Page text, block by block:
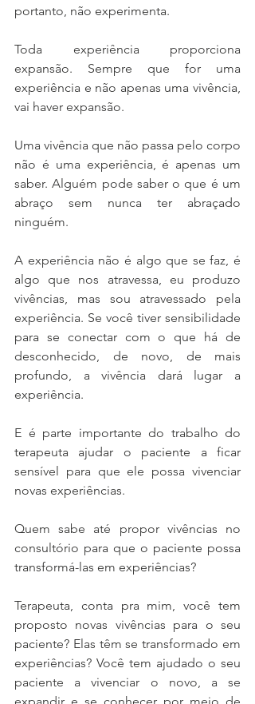
portanto, não experimenta.
Toda experiência proporciona
expansão. Sempre que for uma
experiência e não apenas uma vivência,
vai haver expansão.
Uma vivência que não passa pelo corpo
não é uma experiência, é apenas um
saber. Alguém pode saber o que é um
abraço sem nunca ter abraçado
ninguém.
A experiência não é algo que se faz, é
algo que nos atravessa, eu produzo
vivências, mas sou atravessado pela
experiência. Se você tiver sensibilidade
para se conectar com o que há de
desconhecido, de novo, de mais
profundo, a vivência dará lugar a
experiência.
E é parte importante do trabalho do
terapeuta ajudar o paciente a ficar
sensível para que ele possa vivenciar
novas experiências.
Quem sabe até propor vivências no
consultório para que o paciente possa
transformá-las em experiências?
Terapeuta, conta pra mim, você tem
proposto novas vivências para o seu
paciente? Elas têm se transformado em
experiências? Você tem ajudado o seu
paciente a vivenciar o novo, a se